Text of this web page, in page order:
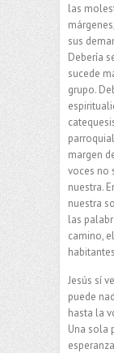
las
sus
Debería
sucede
grupo.
margen
voces no
nuestra.
nuestra
las
camino,
Jesús sí
puede
hasta la
Una sola